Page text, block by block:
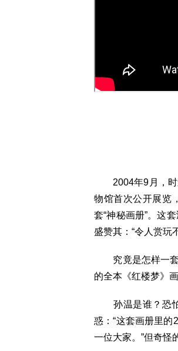
2004年9月，时
物馆首次公开展览
套“神秘画册”。这
盛赞其：“令人赏玩
究竟是怎样一
的全本《红楼梦》
孙温是谁？恐怕
惑：“这套画册里
一位大家。”但奇怪